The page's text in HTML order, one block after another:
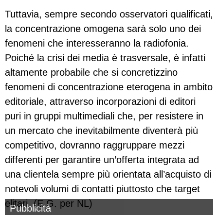
Tuttavia, sempre secondo osservatori qualificati,
la concentrazione omogena sarà solo uno dei
fenomeni che interesseranno la radiofonia.
Poiché la crisi dei media è trasversale, è infatti
altamente probabile che si concretizzino
fenomeni di concentrazione eterogena in ambito
editoriale, attraverso incorporazioni di editori
puri in gruppi multimediali che, per resistere in
un mercato che inevitabilmente diventerà più
competitivo, dovranno raggruppare mezzi
differenti per garantire un’offerta integrata ad
una clientela sempre più orientata all’acquisto di
notevoli volumi di contatti piuttosto che target
elitari. (E.G. per NL)
Pubblicità